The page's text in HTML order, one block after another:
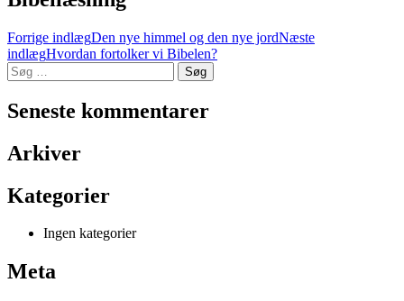
Indlæg
navigation
Forrige indlægDen nye himmel og den nye jordNæste
indlægHvordan fortolker vi Bibelen?
Søg
efter:
Seneste kommentarer
Arkiver
Kategorier
Ingen kategorier
Meta